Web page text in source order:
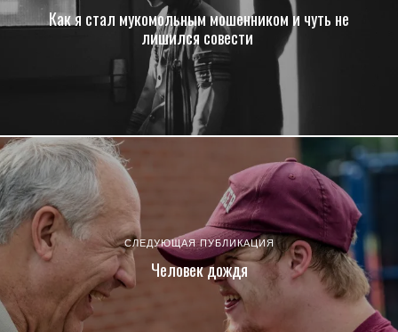
Как я стал мукомольным мошенником и чуть не
лишился совести
СЛЕДУЮЩАЯ ПУБЛИКАЦИЯ
Человек дождя⁠⁠